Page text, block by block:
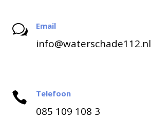
w Email
info@waterschade112.nl
 Telefoon
085 109 108 3